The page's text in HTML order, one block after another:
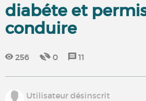
diabéte et
conduire
256 0 11
Utilisateur désinscrit